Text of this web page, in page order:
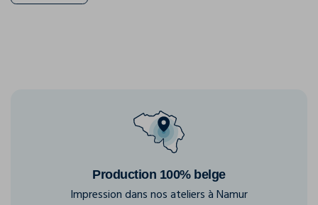
Production 100% belge
Impression dans nos ateliers à Namur